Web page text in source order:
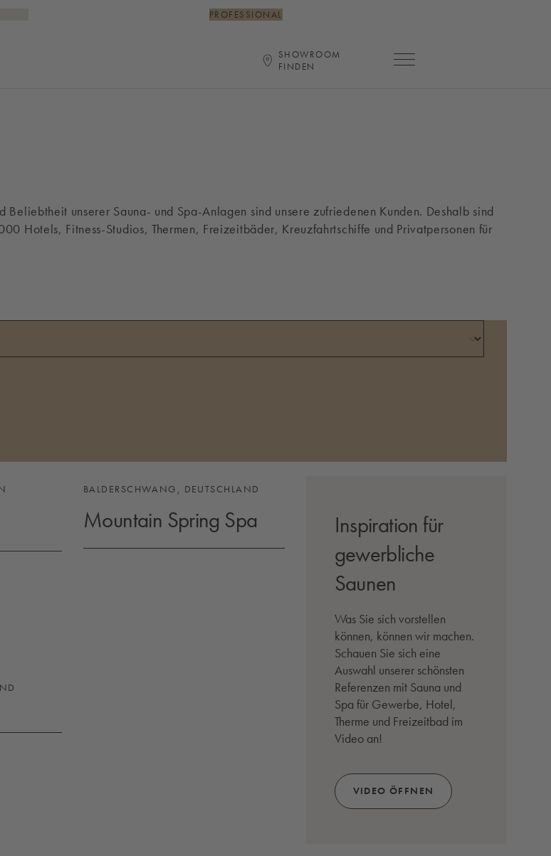
PROFESSIONAL
SHOWROOM
FINDEN
Hauptnavigation öffnen
unserer Sauna- und Spa-Anlagen sind unsere zufriedenen Kunden. Deshalb sind
Hotels, Fitness-Studios, Thermen, Freizeitbäder, Kreuzfahrtschiffe und Privatpersonen für
BALDERSCHWANG, DEUTSCHLAND
Mountain Spring Spa
Inspiration für
gewerbliche
Saunen
Was Sie sich vorstellen
können, können wir machen.
Schauen Sie sich eine
Auswahl unserer schönsten
Referenzen mit Sauna und
Spa für Gewerbe, Hotel,
Therme und Freizeitbad im
Video an!
VIDEO ÖFFNEN
(ÖFFNET SICH IN EINEM MODALEN